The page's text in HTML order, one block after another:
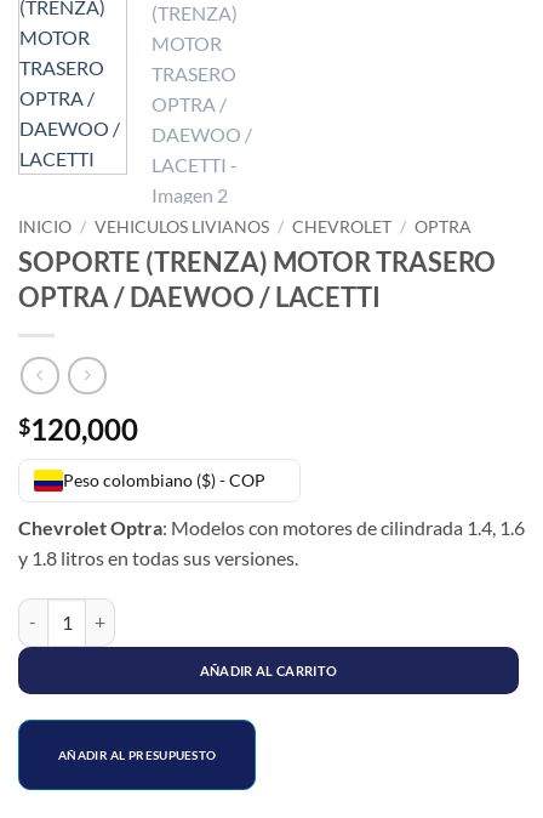
INICIO / VEHICULOS LIVIANOS / CHEVROLET / OPTRA
SOPORTE (TRENZA) MOTOR TRASERO
OPTRA / DAEWOO / LACETTI
$120,000
Peso colombiano ($) - COP
Chevrolet Optra: Modelos con motores de cilindrada 1.4, 1.6
y 1.8 litros en todas sus versiones.
SOPORTE (TRENZA) MOTOR TRASERO OPTRA / DAEWOO /
AÑADIR AL CARRITO
AÑADIR AL PRESUPUESTO